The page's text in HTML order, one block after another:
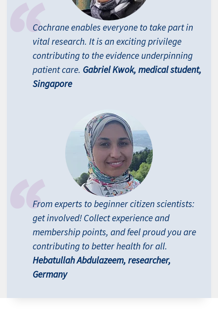
Cochrane enables everyone to take part in
vital research. It is an exciting privilege
contributing to the evidence underpinning
patient care. Gabriel Kwok, medical student,
Singapore
From experts to beginner citizen scientists:
get involved! Collect experience and
membership points, and feel proud you are
contributing to better health for all.
Hebatullah Abdulazeem, researcher,
Germany